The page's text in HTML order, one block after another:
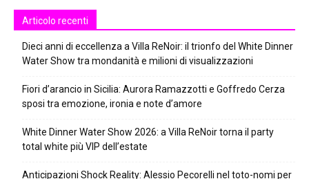
Articolo recenti
Dieci anni di eccellenza a Villa ReNoir: il trionfo del White Dinner
Water Show tra mondanità e milioni di visualizzazioni
Fiori d’arancio in Sicilia: Aurora Ramazzotti e Goffredo Cerza
sposi tra emozione, ironia e note d’amore
White Dinner Water Show 2026: a Villa ReNoir torna il party
total white più VIP dell’estate
Anticipazioni Shock Reality: Alessio Pecorelli nel toto-nomi per